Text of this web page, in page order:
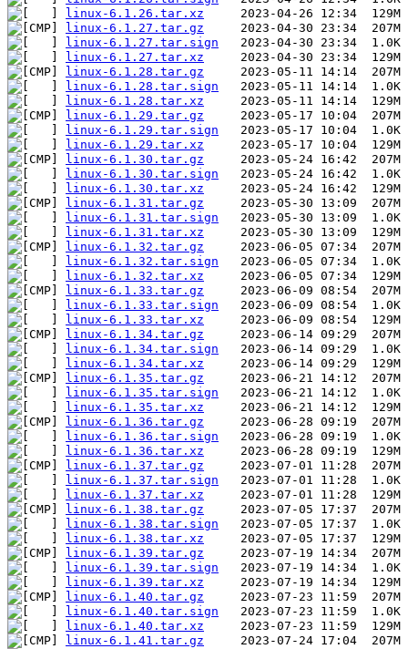
linux-6.1.26.tar.xz
linux-6.1.27.tar.gz
linux-6.1.27.tar.sign
linux-6.1.27.tar.xz
linux-6.1.28.tar.gz
linux-6.1.28.tar.sign
linux-6.1.28.tar.xz
linux-6.1.29.tar.gz
linux-6.1.29.tar.sign
linux-6.1.29.tar.xz
linux-6.1.30.tar.gz
linux-6.1.30.tar.sign
linux-6.1.30.tar.xz
linux-6.1.31.tar.gz
linux-6.1.31.tar.sign
linux-6.1.31.tar.xz
linux-6.1.32.tar.gz
linux-6.1.32.tar.sign
linux-6.1.32.tar.xz
linux-6.1.33.tar.gz
linux-6.1.33.tar.sign
linux-6.1.33.tar.xz
linux-6.1.34.tar.gz
linux-6.1.34.tar.sign
linux-6.1.34.tar.xz
linux-6.1.35.tar.gz
linux-6.1.35.tar.sign
linux-6.1.35.tar.xz
linux-6.1.36.tar.gz
linux-6.1.36.tar.sign
linux-6.1.36.tar.xz
linux-6.1.37.tar.gz
linux-6.1.37.tar.sign
linux-6.1.37.tar.xz
linux-6.1.38.tar.gz
linux-6.1.38.tar.sign
linux-6.1.38.tar.xz
linux-6.1.39.tar.gz
linux-6.1.39.tar.sign
linux-6.1.39.tar.xz
linux-6.1.40.tar.gz
linux-6.1.40.tar.sign
linux-6.1.40.tar.xz
linux-6.1.41.tar.gz